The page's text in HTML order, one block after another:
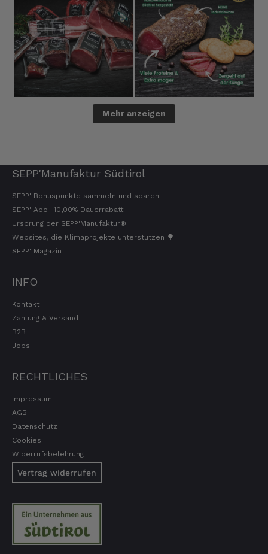
Mehr anzeigen
SEPP'Manufaktur Südtirol
SEPP' Bonuspunkte sammeln und sparen
SEPP' Abo -10,00% Dauerrabatt
Ursprung der SEPP'Manufaktur®
Websites, die Klimaprojekte unterstützen 🌳
SEPP' Magazin
INFO
Kontakt
Zahlung & Versand
B2B
Jobs
RECHTLICHES
Impressum
AGB
Datenschutz
Cookies
Widerrufsbelehrung
Vertrag widerrufen